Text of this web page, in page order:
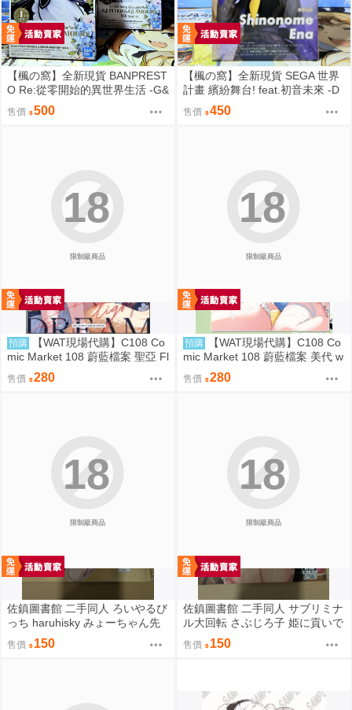
【楓の窩】全新現貨 BANPREST
O Re:從零開始的異世界生活 -G&
G- 雷姆 女僕ver.【日版】
售價 500
【楓の窩】全新現貨 SEGA 世界
計畫 繽紛舞台! feat.初音未來 -D
×D- 東雲繪名【日版】
售價 450
限制級商品
18
預購
【WAT現場代購】C108 Co
mic Market 108 蔚藍檔案 聖亞 Fl
oating Light
售價 280
限制級商品
18
預購
【WAT現場代購】C108 Co
mic Market 108 蔚藍檔案 美代 w
ild summer
售價 280
限制級商品
18
佐鎮圖書館 二手同人 ろいやるび
っち haruhisky みょーちゃん先
生かくパコりき 3 小美老師如是
說
售價 150
限制級商品
18
佐鎮圖書館 二手同人 サブリミナ
ル大回転 さぶじろ子 姫に貢いで
搾られたい! Fate FGO
售價 150